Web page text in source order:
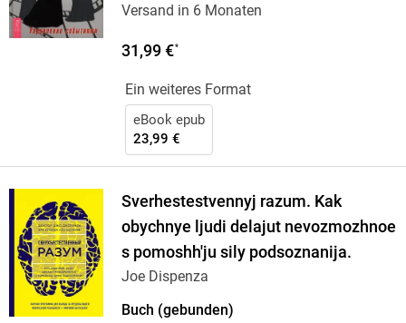
Versand in 6 Monaten
31,99 €*
Ein weiteres Format
eBook epub
23,99 €
Sverhestestvennyj razum. Kak
obychnye ljudi delajut nevozmozhnoe
s pomoshh'ju sily podsoznanija.
Joe Dispenza
Buch (gebunden)